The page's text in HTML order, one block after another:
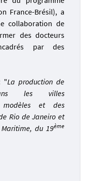
France-Brésil), a
collaboration de
des docteurs
par des
"La production de
les villes
modèles et des
Rio de Janeiro et
du 19ème